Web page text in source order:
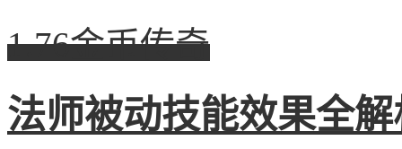
1.76金币传奇
法师被动技能效果全